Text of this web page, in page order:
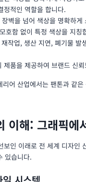
정적인 역할을 합니다.
벽을 넘어 색상을 명확하
호함 없이 특정 색상을 지칭
작업, 생산 지연, 폐기물 발
제품을 제공하여 브랜드 신
어 산업에서는 팬톤과 같
해: 그래픽에
인 이래로 전 세계 디자인
있습니다.